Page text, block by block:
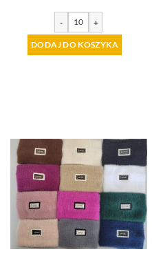
- +
DODAJ DO KOSZYKA